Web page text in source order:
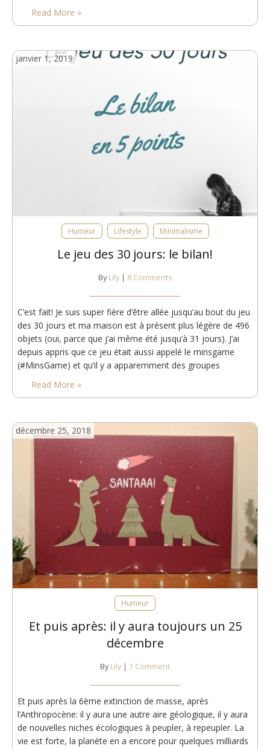
avec des machines à quelques centaines de milliers d’euros
Read More »
janvier 1, 2019
Humeur Lifestyle Minimalisme
Le jeu des 30 jours: le bilan!
By Lily | 8 Comments
C’est fait! Je suis super fière d’être allée jusqu’au bout du jeu
des 30 jours et ma maison est à présent plus légère de 496
objets (oui, parce que j’ai même été jusqu’à 31 jours). J’ai
depuis appris que ce jeu était aussi appelé le minsgame
(#MinsGame) et qu’il y a apparemment des groupes
Facebook dédiés au sujet. Pour ma…
Read More »
décembre 25, 2018
Humeur
Et puis après: il y aura toujours un 25
décembre
By Lily 1 Comment
Et puis après la 6ème extinction de masse, après
l’Anthropocène: il y aura une autre aire géologique, il y aura
de nouvelles niches écologiques à peupler, à repeupler. La
vie est forte, la planète en a encore pour quelques milliards